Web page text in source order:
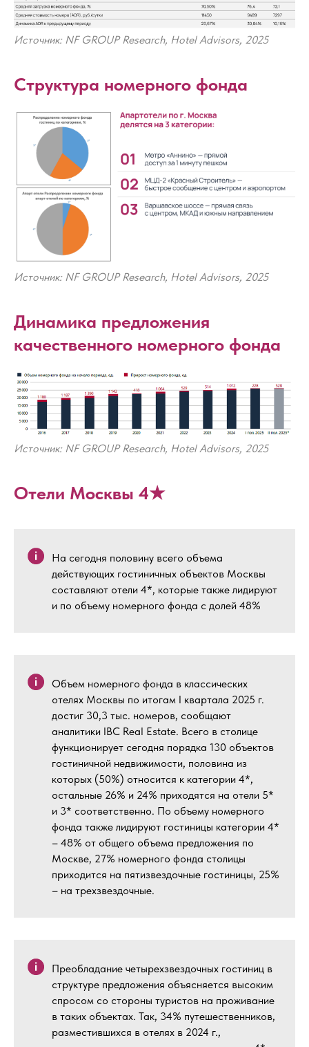
Источник: NF GROUP Research, Hotel Advisors, 2025
Структура номерного фонда
Источник: NF GROUP Research, Hotel Advisors, 2025
Динамика предложения
качественного номерного фонда
Источник: NF GROUP Research, Hotel Advisors, 2025
Отели Москвы 4★
На сегодня половину всего объема
действующих гостиничных объектов Москвы
составляют отели 4*, которые также лидируют
и по объему номерного фонда с долей 48%
Объем номерного фонда в классических
отелях Москвы по итогам I квартала 2025 г.
достиг 30,3 тыс. номеров, сообщают
аналитики IBC Real Estate. Всего в столице
функционирует сегодня порядка 130 объектов
гостиничной недвижимости, половина из
которых (50%) относится к категории 4*,
остальные 26% и 24% приходятся на отели 5*
и 3* соответственно. По объему номерного
фонда также лидируют гостиницы категории 4*
– 48% от общего объема предложения по
Москве, 27% номерного фонда столицы
приходится на пятизвездочные гостиницы, 25%
– на трехзвездочные.
Преобладание четырехзвездочных гостиниц в
структуре предложения объясняется высоким
спросом со стороны туристов на проживание
в таких объектах. Так, 34% путешественников,
разместившихся в отелях в 2024 г.,